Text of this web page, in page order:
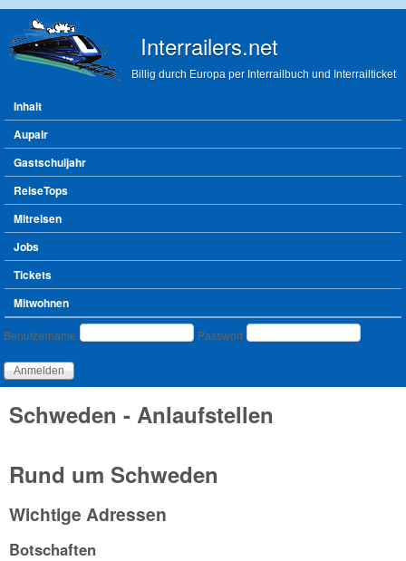
Interrailers.net
Billig durch Europa per Interrailbuch und Interrailticket
Hauptmenü
Inhalt
Aupair
Gastschuljahr
ReiseTops
Mitreisen
Jobs
Tickets
Mitwohnen
Benutzeranmeldung
Benutzername Passwort
Schweden - Anlaufstellen
Rund um Schweden
Wichtige Adressen
Botschaften